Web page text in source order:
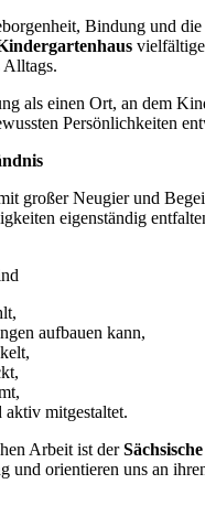
Bindung und
Alltags.
als einen Ort, an dem
Persönlichkeiten
großer Neugier und
eigenständig
aufbauen kann,
aktiv mitgestaltet.
Arbeit ist der
orientieren uns an